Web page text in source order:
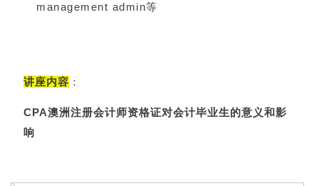
management admin等
讲座内容 ：
CPA澳洲注册会计师资格证对会计毕业生的意义和影
响